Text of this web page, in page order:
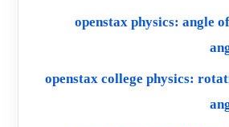
openstax physics: angle
openstax college physics: